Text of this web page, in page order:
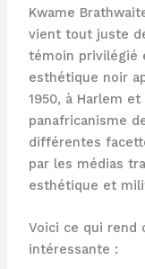
Kwame
vient tout juste
témoin privilégié
esthétique noir
1950, à Harlem
panafricanisme
différentes
par les médias
esthétique et
Voici ce qui rend
intéressante :